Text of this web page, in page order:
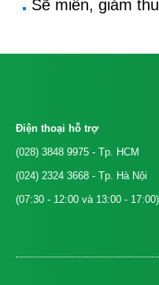
Sẽ miễn, giảm
Điện thoại hỗ trợ
(028) 3848 9975 - Tp. HCM
(024) 2324 3668 - Tp. Hà Nội
(07:30 - 12:00 và 13:00 - 17:00)